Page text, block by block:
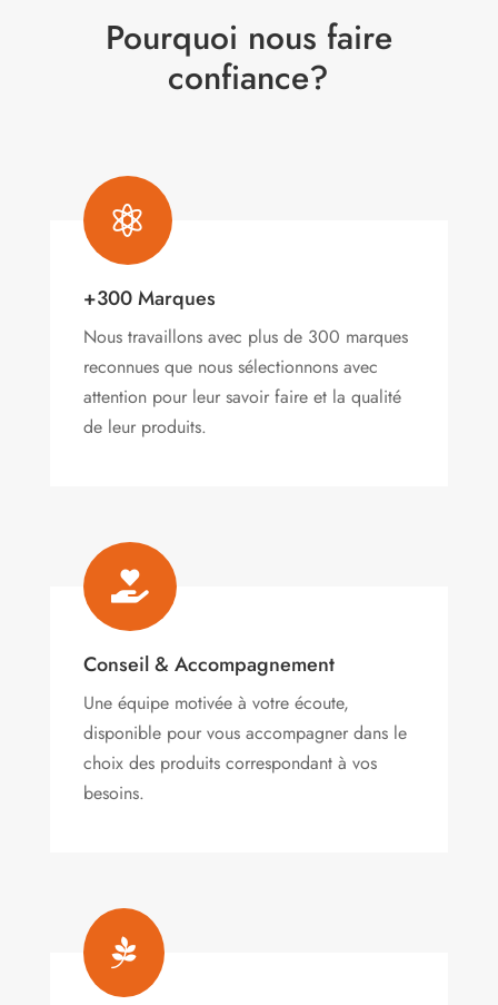
Pourquoi nous faire
confiance?

+300 Marques
Nous travaillons avec plus de 300 marques
reconnues que nous sélectionnons avec
attention pour leur savoir faire et la qualité
de leur produits.

Conseil & Accompagnement
Une équipe motivée à votre écoute,
disponible pour vous accompagner dans le
choix des produits correspondant à vos
besoins.
